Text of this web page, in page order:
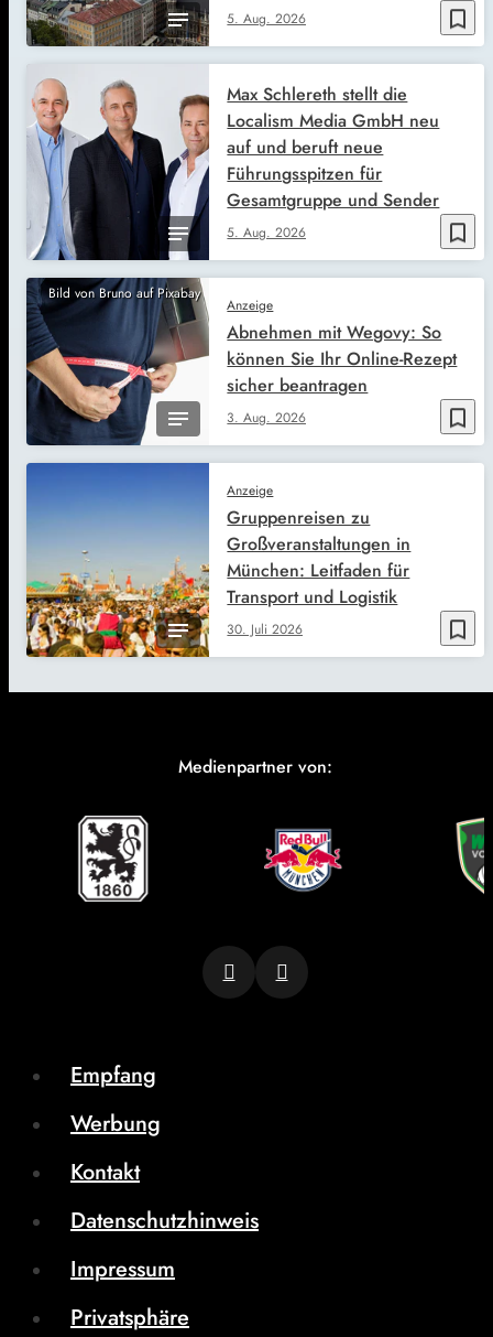
bookmark_border
5. Aug. 2026
bookmark_border
5. Aug. 2026
Max Schlereth stellt die
Localism Media GmbH neu
auf und beruft neue
Führungsspitzen für
Gesamtgruppe und Sender
Bild von Bruno auf Pixabay
bookmark_border
Anzeige
3. Aug. 2026
Abnehmen mit Wegovy: So
können Sie Ihr Online-Rezept
sicher beantragen
bookmark_border
Anzeige
30. Juli 2026
Gruppenreisen zu
Großveranstaltungen in
München: Leitfaden für
Transport und Logistik
Medienpartner von:
Empfang
Werbung
Kontakt
Datenschutzhinweis
Impressum
Privatsphäre